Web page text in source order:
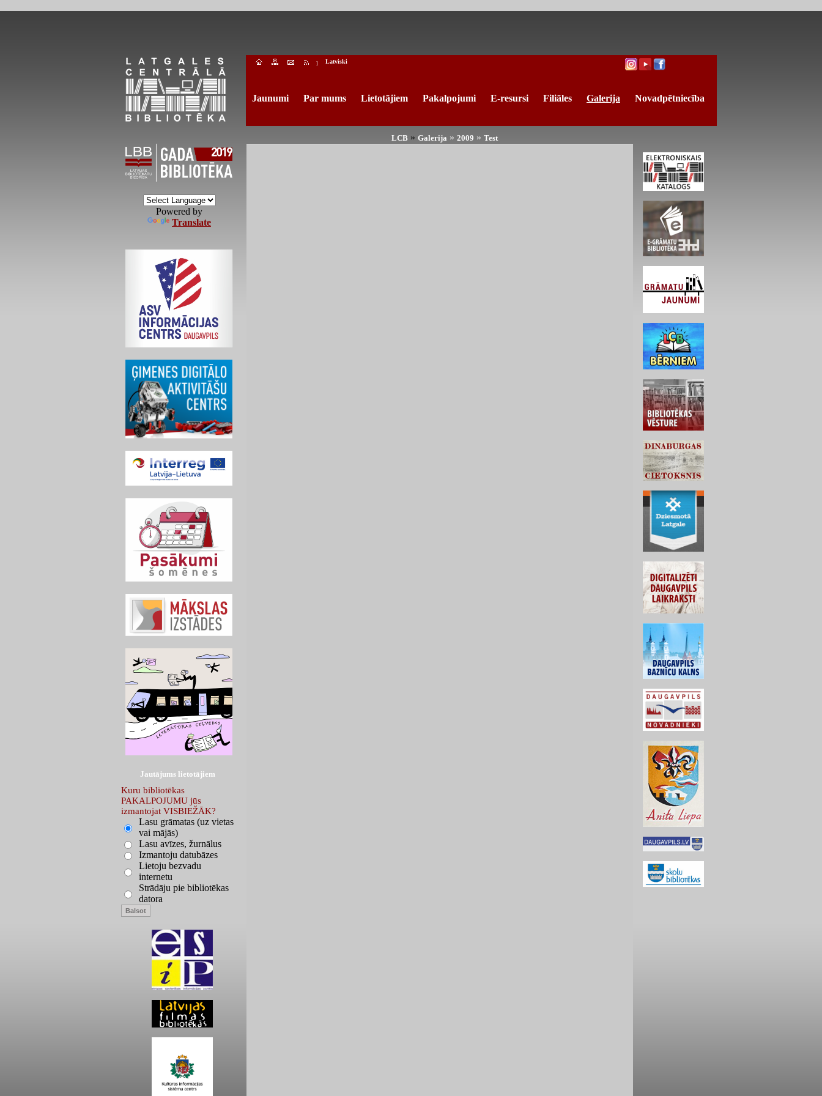
l Latviski
Jaunumi Par mums Lietotājiem Pakalpojumi E-resursi Filiāles Galerija Novadpētniecība
Powered by
Translate
Jautājums lietotājiem
Kuru bibliotēkas
PAKALPOJUMU jūs
izmantojat VISBIEŽĀK?
Lasu grāmatas (uz vietas
vai mājās)
Lasu avīzes, žurnālus
Izmantoju datubāzes
Lietoju bezvadu
internetu
Strādāju pie bibliotēkas
datora
LCB » Galerija » 2009 » Test